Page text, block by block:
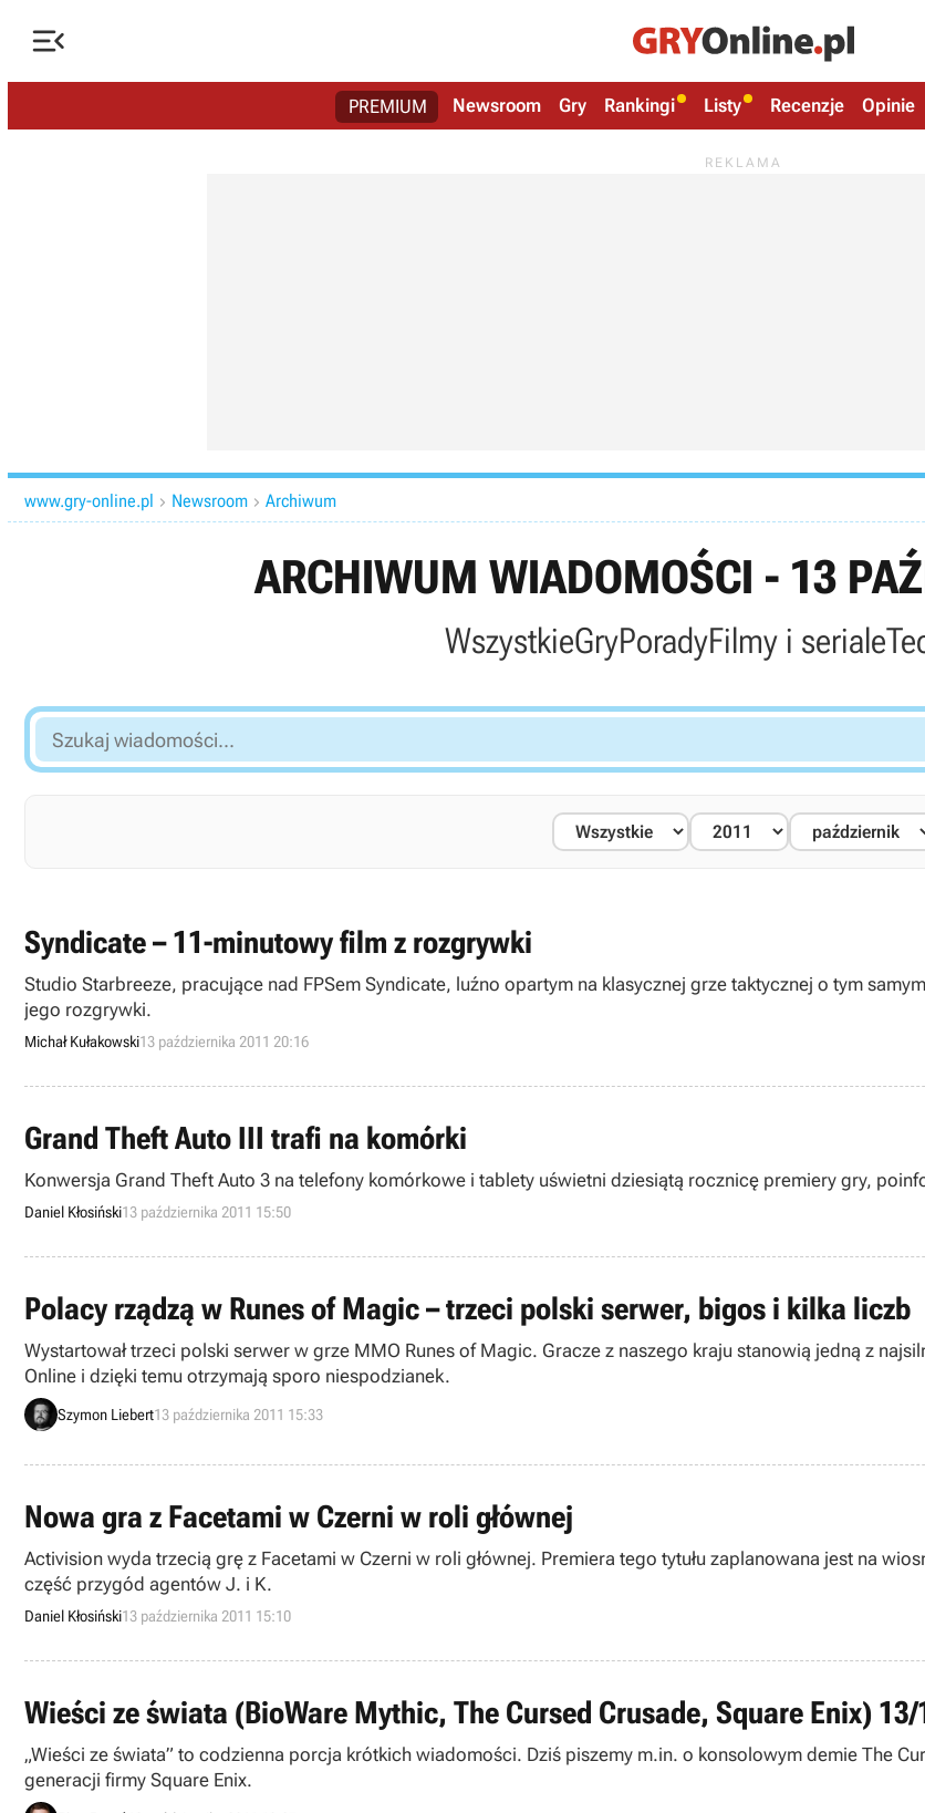

PREMIUM Newsroom Gry Rankingi Listy Recenzje Opinie
www.gry-online.pl  Newsroom  Archiwum
ARCHIWUM WIADOMOŚCI - 13
WszystkieGryPoradyFilmy i seriale
Szukaj
wiadomości...
Syndicate – 11-minutowy film z rozgrywki
Studio Starbreeze, pracujące nad FPSem Syndicate, luźno opartym na klasycznej grze taktycznej o tym
jego rozgrywki.
Michał Kułakowski13 października 2011 20:16
Grand Theft Auto III trafi na komórki
Konwersja Grand Theft Auto 3 na telefony komórkowe i tablety uświetni dziesiątą rocznicę premiery gry,
Daniel Kłosiński13 października 2011 15:50
Polacy rządzą w Runes of Magic – trzeci polski serwer, bigos i kilka liczb
Wystartował trzeci polski serwer w grze MMO Runes of Magic. Gracze z naszego kraju stanowią jedną z
Online i dzięki temu otrzymają sporo niespodzianek.
Szymon Liebert13 października 2011 15:33
Nowa gra z Facetami w Czerni w roli głównej
Activision wyda trzecią grę z Facetami w Czerni w roli głównej. Premiera tego tytułu zaplanowana jest na
część przygód agentów J. i K.
Daniel Kłosiński13 października 2011 15:10
Wieści ze świata (BioWare Mythic, The Cursed Crusade, Square Enix) 13/
„Wieści ze świata” to codzienna porcja krótkich wiadomości. Dziś piszemy m.in. o konsolowym demie The
generacji firmy Square Enix.